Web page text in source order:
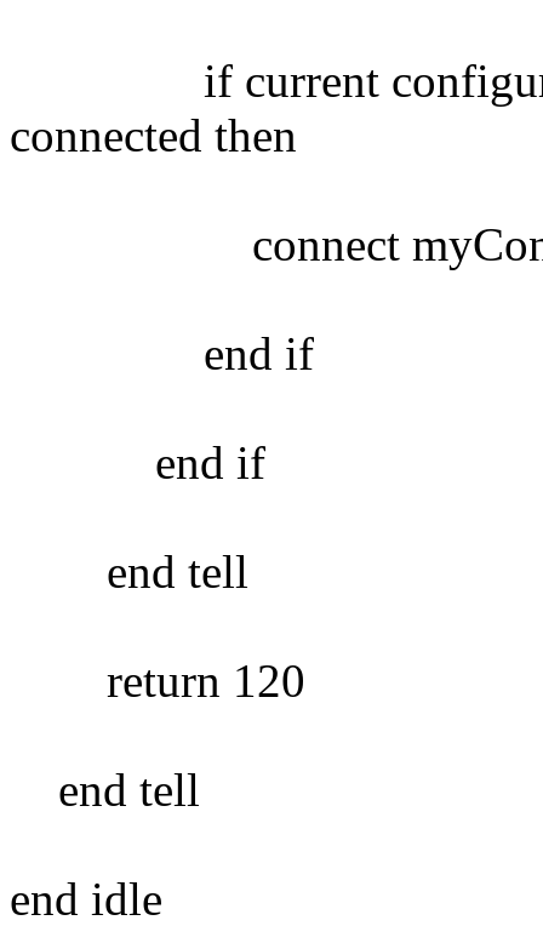
if current
connected then
connect
end if
end if
end tell
return 120
end tell
end idle